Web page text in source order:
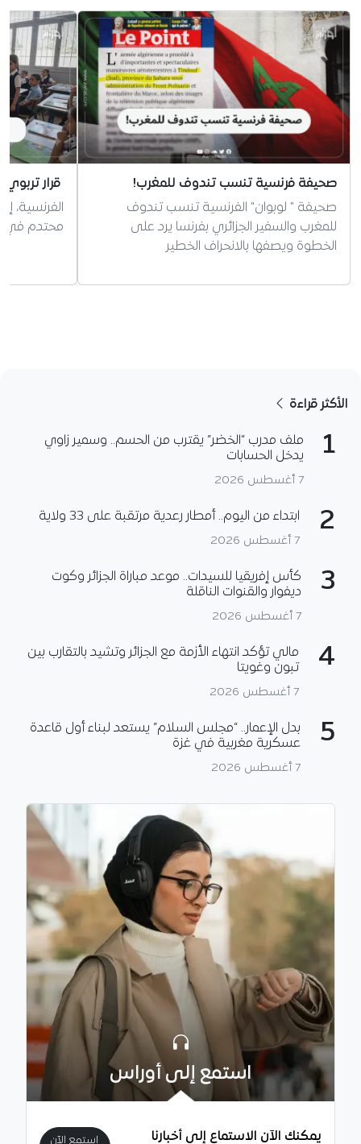
صحيفة فرنسية تنسب تندوف للمغرب!
صحيفة " لوبوان" الفرنسية تنسب تندوف
للمغرب والسفير الجزائري بفرنسا يرد على
الخطوة ويصفها بالانحراف الخطير
قرار
الفرنسية،
محتدم في
الأكثر قراءة
1
ملف مدرب “الخضر” يقترب من الحسم.. وسمير زاوي
يدخل الحسابات
7 أغسطس 2026
2 ابتداء من اليوم.. أمطار رعدية مرتقبة على 33 ولاية
7 أغسطس 2026
3
كأس إفريقيا للسيدات.. موعد مباراة الجزائر وكوت
ديفوار والقنوات الناقلة
7 أغسطس 2026
4
مالي تؤكد انتهاء الأزمة مع الجزائر وتشيد بالتقارب بين
تبون وغويتا
7 أغسطس 2026
5
بدل الإعمار.. “مجلس السلام” يستعد لبناء أول قاعدة
عسكرية مغربية في غزة
7 أغسطس 2026
استمع إلى أوراس
يمكنك الآن الاستماع إلى أخبارنا استمع الآن